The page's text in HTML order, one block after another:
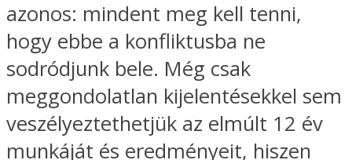
azonos: mindent meg kell tenni,
hogy ebbe a konfliktusba ne
sodródjunk bele. Még csak
meggondolatlan kijelentésekkel sem
veszélyeztethetjük az elmúlt 12 év
munkáját és eredményeit, hiszen